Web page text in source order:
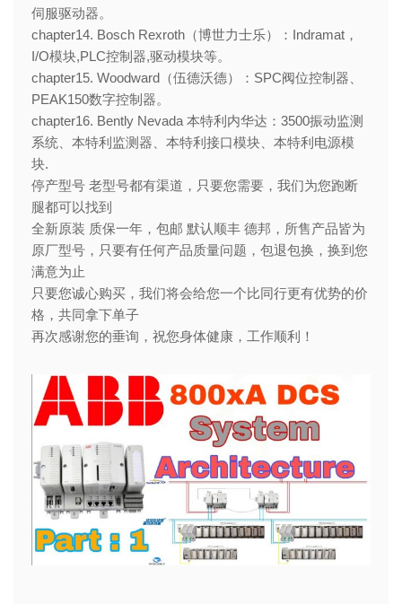
伺服驱动器。
chapter14. Bosch Rexroth（博世力士乐）：Indramat，
I/O模块,PLC控制器,驱动模块等。
chapter15. Woodward（伍德沃德）：SPC阀位控制器、
PEAK150数字控制器。
chapter16. Bently Nevada 本特利内华达：3500振动监测
系统、本特利监测器、本特利接口模块、本特利电源模
块.
停产型号 老型号都有渠道，只要您需要，我们为您跑断
腿都可以找到
全新原装 质保一年，包邮 默认顺丰 德邦，所售产品皆为
原厂型号，只要有任何产品质量问题，包退包换，换到您
满意为止
只要您诚心购买，我们将会给您一个比同行更有优势的价
格，共同拿下单子
再次感谢您的垂询，祝您身体健康，工作顺利！